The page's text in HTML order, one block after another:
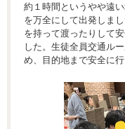
約１時間というやや遠
を万全にして出発しま
を持って渡ったりして
した。生徒全員交通ル
め、目的地まで安全に